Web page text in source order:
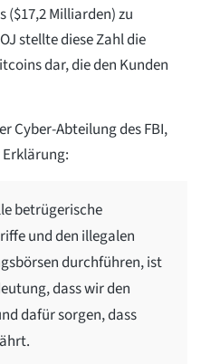
($17,2 Milliarden) zu
stellte diese Zahl die
dar, die den Kunden
Cyber-Abteilung des FBI,
betrügerische
und den illegalen
durchführen, ist
dass wir den
dafür sorgen, dass